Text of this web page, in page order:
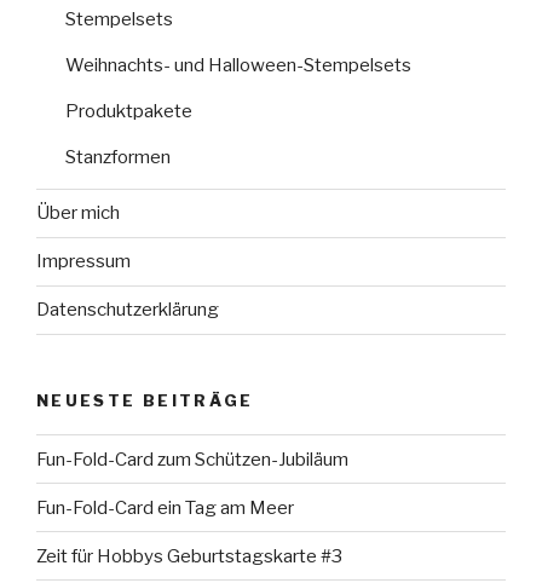
Stempelsets
Weihnachts- und Halloween-Stempelsets
Produktpakete
Stanzformen
Über mich
Impressum
Datenschutzerklärung
NEUESTE BEITRÄGE
Fun-Fold-Card zum Schützen-Jubiläum
Fun-Fold-Card ein Tag am Meer
Zeit für Hobbys Geburtstagskarte #3